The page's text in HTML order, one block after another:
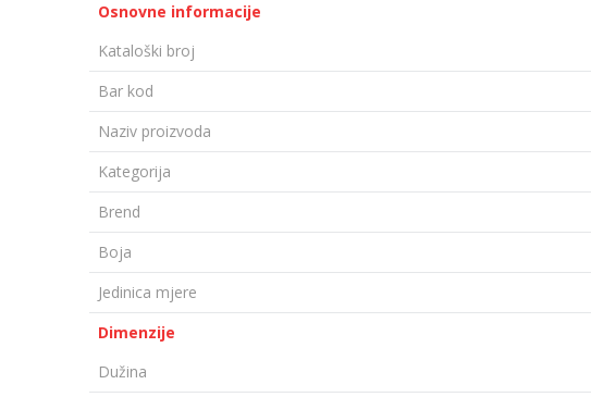
Osnovne informacije
Kataloški broj
Bar kod
Naziv proizvoda
Kategorija
Brend
Boja
Jedinica mjere
Dimenzije
Dužina